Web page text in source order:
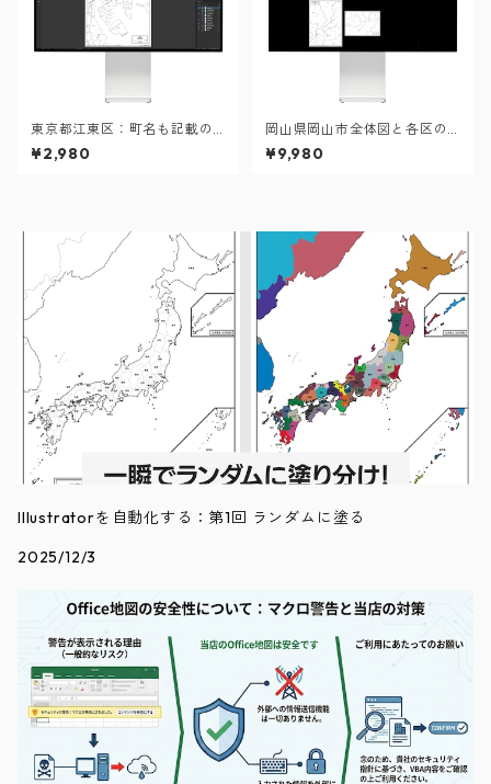
東京都江東区：町名も記載の
地図データ（PDF・Aiファイ
ル）
¥2,980
岡山県岡山市全体図と各区の
セット：町名も記載の地図デ
ータ（PDF・Aiファイル）
¥9,980
Illustratorを自動化する：第1回 ランダムに塗る
2025/12/3